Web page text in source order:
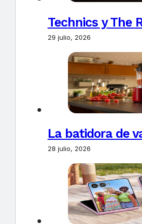
Technics y The
29 julio, 2026
La batidora de
28 julio, 2026